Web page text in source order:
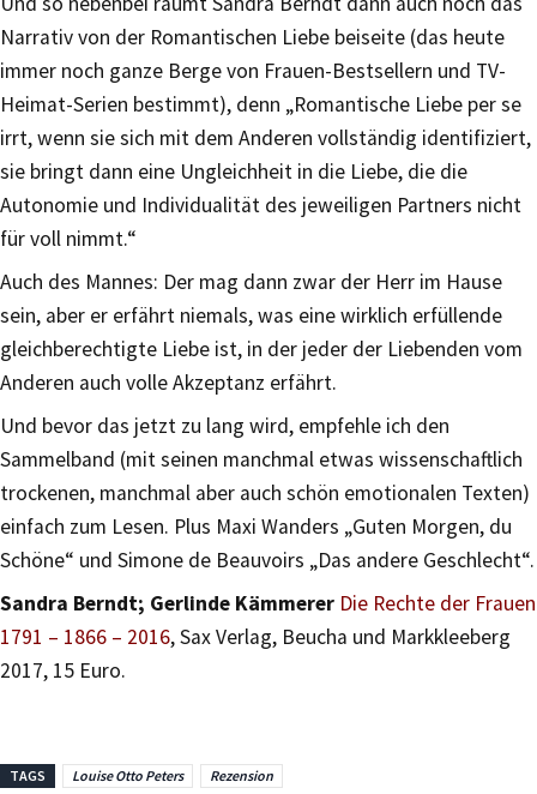
Narrativ von der Romantischen Liebe beiseite (das heute
immer noch ganze Berge von Frauen-Bestsellern und TV-
Heimat-Serien bestimmt), denn „Romantische Liebe per se
irrt, wenn sie sich mit dem Anderen vollständig identifiziert,
sie bringt dann eine Ungleichheit in die Liebe, die die
Autonomie und Individualität des jeweiligen Partners nicht
für voll nimmt.“
Auch des Mannes: Der mag dann zwar der Herr im Hause
sein, aber er erfährt niemals, was eine wirklich erfüllende
gleichberechtigte Liebe ist, in der jeder der Liebenden vom
Anderen auch volle Akzeptanz erfährt.
Und bevor das jetzt zu lang wird, empfehle ich den
Sammelband (mit seinen manchmal etwas wissenschaftlich
trockenen, manchmal aber auch schön emotionalen Texten)
einfach zum Lesen. Plus Maxi Wanders „Guten Morgen, du
Schöne“ und Simone de Beauvoirs „Das andere Geschlecht“.
Sandra Berndt; Gerlinde Kämmerer Die Rechte der Frauen
1791 – 1866 – 2016, Sax Verlag, Beucha und Markkleeberg
2017, 15 Euro.
TAGS Louise Otto Peters Rezension